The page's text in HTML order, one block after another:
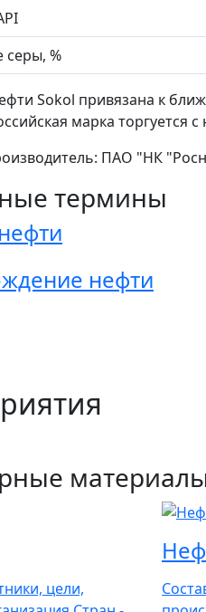
серы, %
Sokol привязана к
марка торгуется
ПАО "НК
термины
нефти
цели,